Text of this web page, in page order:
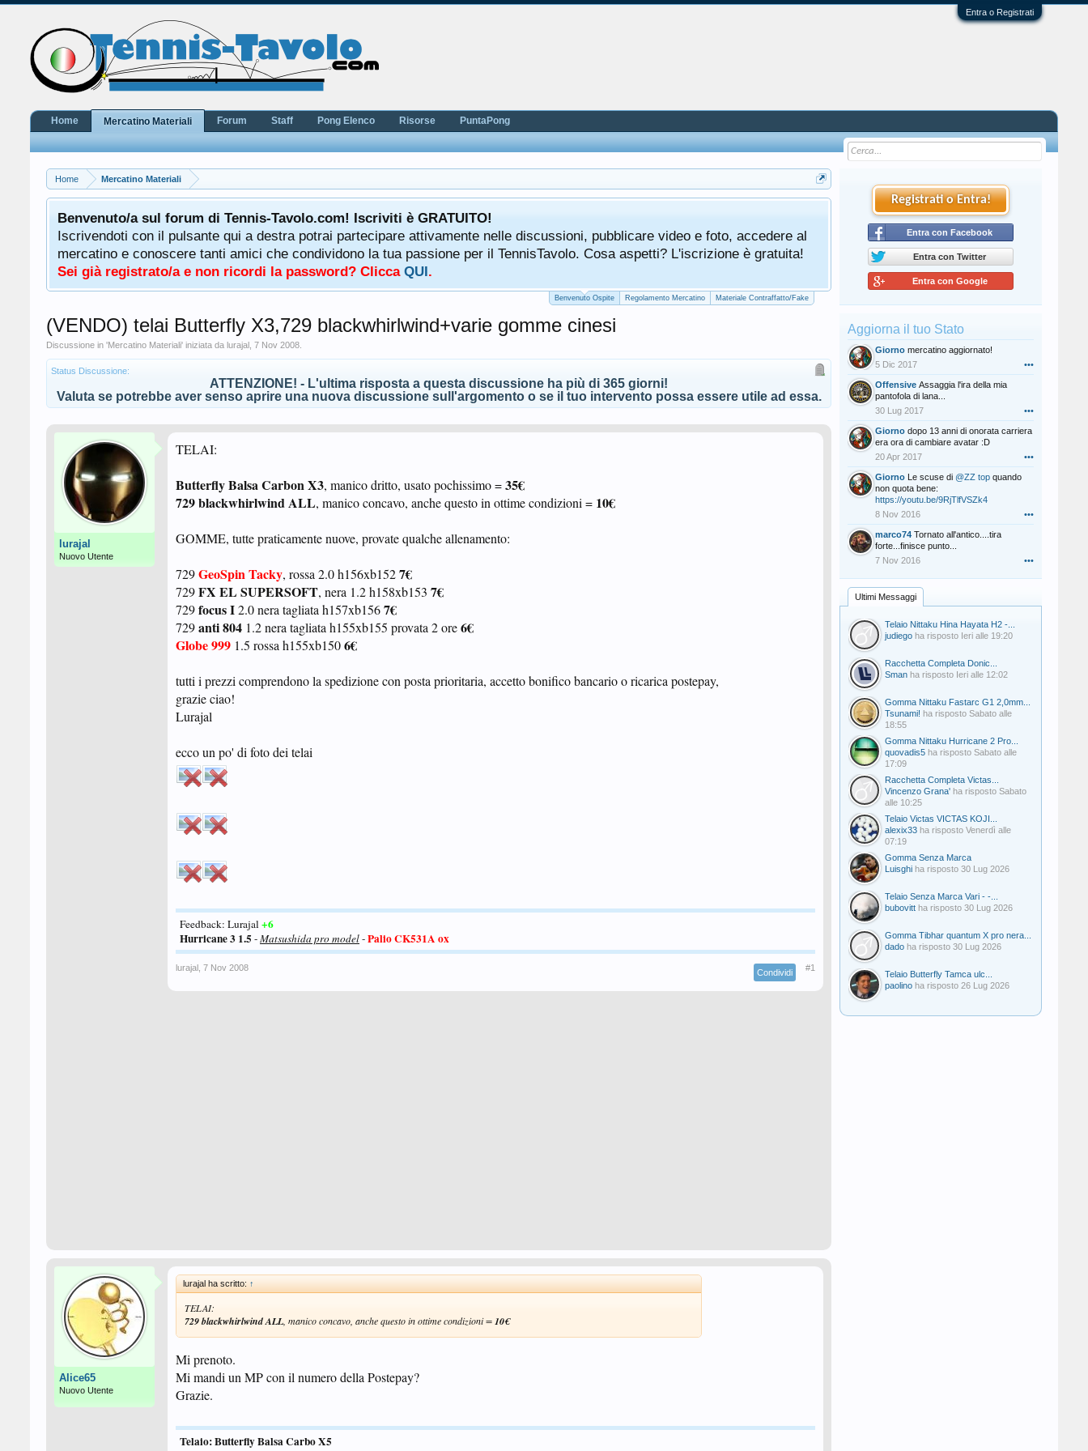
Entra o Registrati
Home Mercatino Materiali
Benvenuto/a sul forum di Tennis-Tavolo.com! Iscriviti è GRATUITO!
Iscrivendoti con il pulsante qui a destra potrai partecipare attivamente nelle discussioni, pubblicare video e foto, accedere al
mercatino e conoscere tanti amici che condividono la tua passione per il TennisTavolo. Cosa aspetti? L'iscrizione è gratuita!
Sei già registrato/a e non ricordi la password? Clicca QUI.
Tutti gli utenti che partecipano al
cliccando qui di seguito:Regolamento
Benvenuto Ospite Regolamento Mercatino Materiale Contraffatto/Fake
(VENDO) telai Butterfly X3,729 blackwhirlwind+varie gomme cinesi
Discussione in 'Mercatino Materiali' iniziata da lurajal 7 Nov 2008
Status Discussione:
ATTENZIONE! - L'ultima risposta a questa discussione ha più di 365 giorni!
Valuta se potrebbe aver senso aprire una nuova discussione sull'argomento o se il tuo intervento possa essere utile ad essa.
lurajal
Nuovo Utente
TELAI:
Butterfly Balsa Carbon X3, manico dritto, usato pochissimo =35€
729 blackwhirlwind ALL, manico concavo, anche questo in ottime condizioni = 10€
GOMME, tutte praticamente nuove, provate qualche allenamento:
729GeoSpin Tacky, rossa 2.0 h156xb1527€
729FX EL SUPERSOFT, nera 1.2 h158xb153 7€
729focus I2.0 nera tagliata h157xb1567€
729anti 804 1.2 nera tagliata h155xb155 provata 2 ore6€
Globe 999 1.5 rossa h155xb1506€
tutti i prezzi comprendono la spedizione con posta prioritaria, accetto bonifico bancario o ricarica postepay,
grazie ciao!
Lurajal
ecco un po' di foto dei telai
Feedback: Lurajal +6
Hurricane 3 1.5 -Matsushida pro model-Palio CK531A ox
lurajal 7 Nov 2008 Condividi #1
Alice65
Nuovo Utente
lurajal ha scritto: ↑
TELAI:
729 blackwhirlwind ALL , manico concavo, anche questo in ottime condizioni =10€
Mi prenoto.
Mi mandi un MP con il numero della Postepay?
Grazie.
Telaio: Butterfly Balsa Carbo X5
Registrati o Entra!
Entra con Facebook
Entra con Twitter
Entra con Google
Aggiorna il tuo Stato
Giorno mercatino aggiornato!
5 Dic 2017
•••
Offensive Assaggia l'ira della mia
pantofola di lana...
30 Lug 2017
•••
Giorno dopo 13 anni di onorata carriera
era ora di cambiare avatar :D
20 Apr 2017
•••
Giorno Le scuse di @ZZ top quando
non quota bene:
https://youtu.be/9RjTlfVSZk4
8 Nov 2016
•••
marco74 Tornato all'antico....tira
forte...finisce punto...
7 Nov 2016
•••
Ultimi Messaggi
Telaio Nittaku Hina Hayata H2 -...
judiego ha risposto Ieri alle 19:20
Racchetta Completa Donic...
Sman ha risposto Ieri alle 12:02
Gomma Nittaku Fastarc G1 2,0mm...
Tsunami! ha risposto Sabato alle
18:55
Gomma Nittaku Hurricane 2 Pro...
quovadis5 ha risposto Sabato alle
17:09
Racchetta Completa Victas...
Vincenzo Grana' ha risposto Sabato
alle 10:25
Telaio Victas VICTAS KOJI...
alexix33 ha risposto Venerdì alle
07:19
Gomma Senza Marca
Luisghi ha risposto 30 Lug 2026
Telaio Senza Marca Vari - -...
bubovitt ha risposto 30 Lug 2026
Gomma Tibhar quantum X pro nera...
dado ha risposto 30 Lug 2026
Telaio Butterfly Tamca ulc...
paolino ha risposto 26 Lug 2026
Home Mercatino Materiali Forum Staff Pong Elenco Risorse PuntaPong